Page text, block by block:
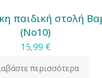
παιδική στολή
(Νο10)
15,99 €
περισσότερα